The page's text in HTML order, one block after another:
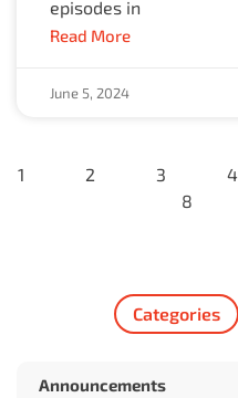
episodes in
Read More
June 5, 2024
1 2 3 4
8
Categories
Announcements